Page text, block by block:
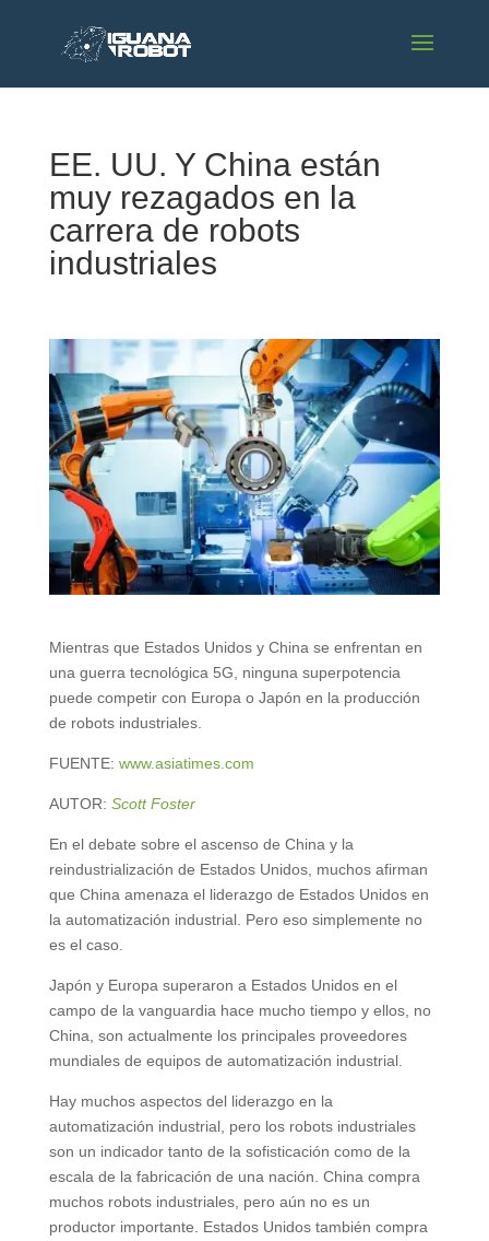
EE. UU. Y China están
muy rezagados en la
carrera de robots
industriales
Mientras que Estados Unidos y China se enfrentan en
una guerra tecnológica 5G, ninguna superpotencia
puede competir con Europa o Japón en la producción
de robots industriales.
FUENTE: www.asiatimes.com
AUTOR: Scott Foster
En el debate sobre el ascenso de China y la
reindustrialización de Estados Unidos, muchos afirman
que China amenaza el liderazgo de Estados Unidos en
la automatización industrial. Pero eso simplemente no
es el caso.
Japón y Europa superaron a Estados Unidos en el
campo de la vanguardia hace mucho tiempo y ellos, no
China, son actualmente los principales proveedores
mundiales de equipos de automatización industrial.
Hay muchos aspectos del liderazgo en la
automatización industrial, pero los robots industriales
son un indicador tanto de la sofisticación como de la
escala de la fabricación de una nación. China compra
muchos robots industriales, pero aún no es un
productor importante. Estados Unidos también compra